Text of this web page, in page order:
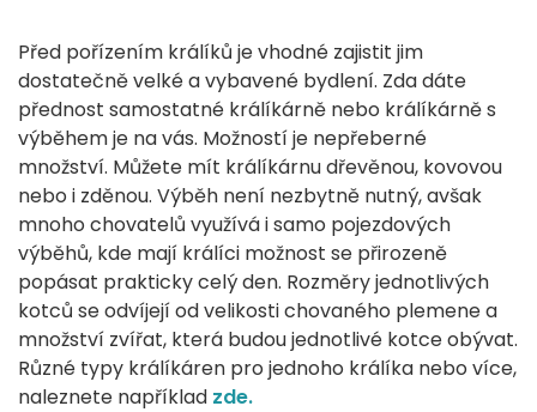
Před pořízením králíků je vhodné zajistit jim
dostatečně velké a vybavené bydlení. Zda dáte
přednost samostatné králíkárně nebo králíkárně s
výběhem je na vás. Možností je nepřeberné
množství. Můžete mít králíkárnu dřevěnou, kovovou
nebo i zděnou. Výběh není nezbytně nutný, avšak
mnoho chovatelů využívá i samo pojezdových
výběhů, kde mají králíci možnost se přirozeně
popásat prakticky celý den. Rozměry jednotlivých
kotců se odvíjejí od velikosti chovaného plemene a
množství zvířat, která budou jednotlivé kotce obývat.
Různé typy králíkáren pro jednoho králíka nebo více,
naleznete například zde.